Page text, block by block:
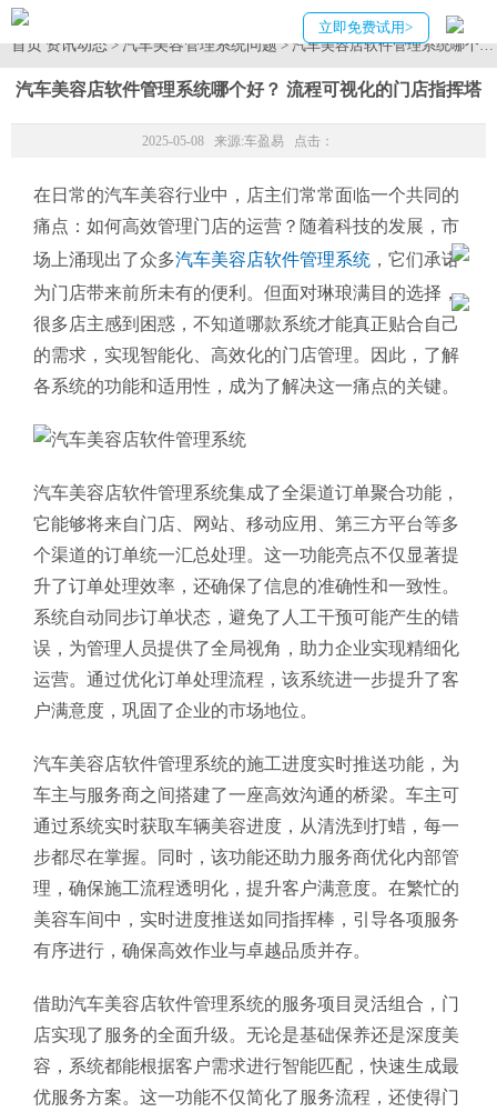
立即免费试用>
首页资讯动态>汽车美容管理系统问题 > 汽车美容店软件管理系统哪个
汽车美容店软件管理系统哪个好？ 流程可视化的门店指挥塔
2025-05-08 来源:车盈易 点击：
在日常的汽车美容行业中，店主们常常面临一个共同的
痛点：如何高效管理门店的运营？随着科技的发展，市
场上涌现出了众多汽车美容店软件管理系统 ，它们承诺
为门店带来前所未有的便利。但面对琳琅满目的选择，
很多店主感到困惑，不知道哪款系统才能真正贴合自己
的需求，实现智能化、高效化的门店管理。因此，了解
各系统的功能和适用性，成为了解决这一痛点的关键。
汽车美容店软件管理系统集成了全渠道订单聚合功能，
它能够将来自门店、网站、移动应用、第三方平台等多
个渠道的订单统一汇总处理。这一功能亮点不仅显著提
升了订单处理效率，还确保了信息的准确性和一致性。
系统自动同步订单状态，避免了人工干预可能产生的错
误，为管理人员提供了全局视角，助力企业实现精细化
运营。通过优化订单处理流程，该系统进一步提升了客
户满意度，巩固了企业的市场地位。
汽车美容店软件管理系统的施工进度实时推送功能，为
车主与服务商之间搭建了一座高效沟通的桥梁。车主可
通过系统实时获取车辆美容进度，从清洗到打蜡，每一
步都尽在掌握。同时，该功能还助力服务商优化内部管
理，确保施工流程透明化，提升客户满意度。在繁忙的
美容车间中，实时进度推送如同指挥棒，引导各项服务
有序进行，确保高效作业与卓越品质并存。
借助汽车美容店软件管理系统的服务项目灵活组合，门
店实现了服务的全面升级。无论是基础保养还是深度美
容，系统都能根据客户需求进行智能匹配，快速生成最
优服务方案。这一功能不仅简化了服务流程，还使得门